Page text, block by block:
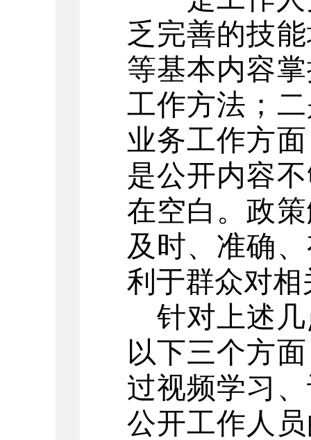
乏完善的技
等基本内容
工作方法；
业务工作方
是公开内容
在空白。政
及时、准确、
利于群众对
针对上述
以下三个方
过视频学习
公开工作人